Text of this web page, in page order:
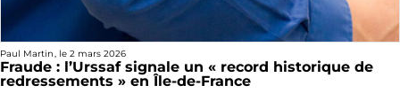
Paul Martin, le 2 mars 2026
Fraude : l’Urssaf signale un « record historique de
redressements » en Île-de-France